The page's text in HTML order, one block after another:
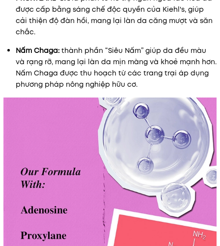
được cấp bằng sáng chế độc quyền của Kiehl's, giúp
cải thiện độ đàn hồi, mang lại làn da căng mượt và săn
chắc.
Nấm Chaga: thành phần “Siêu Nấm” giúp da đều màu
và rạng rỡ, mang lại làn da mịn màng và khoẻ mạnh hơn.
Nấm Chaga được thu hoạch từ các trang trại áp dụng
phương pháp nông nghiệp hữu cơ.